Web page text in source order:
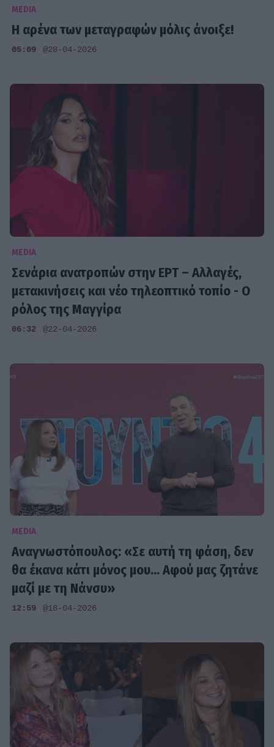
MEDIA
Η αρένα των μεταγραφών μόλις άνοιξε!
05:09 @28-04-2026
MEDIA
Σενάρια ανατροπών στην ΕΡΤ – Αλλαγές,
μετακινήσεις και νέο τηλεοπτικό τοπίο - Ο
ρόλος της Μαγγίρα
06:32 @22-04-2026
MEDIA
Αναγνωστόπουλος: «Σε αυτή τη φάση, δεν
θα έκανα κάτι μόνος μου... Αφού μας ζητάνε
μαζί με τη Νάνσυ»
12:59 @18-04-2026